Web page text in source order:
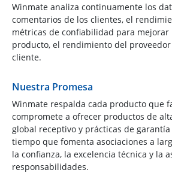
Winmate analiza continuamente los
comentarios de los clientes, el
métricas de confiabilidad para mejorar
producto, el rendimiento del
cliente.
Nuestra Promesa
Winmate respalda cada producto que
compromete a ofrecer productos de
global receptivo y prácticas de
tiempo que fomenta asociaciones a
la confianza, la excelencia técnica y la
responsabilidades.